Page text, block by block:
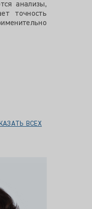
анализы,
точность
ВСЕХ